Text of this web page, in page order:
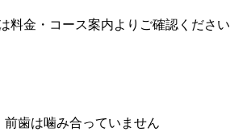
料金・コース案内よりご確認ください
歯は噛み合っていません